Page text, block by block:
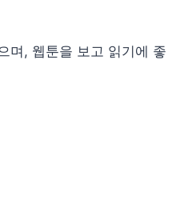
며, 웹툰을 보고 읽기에 좋